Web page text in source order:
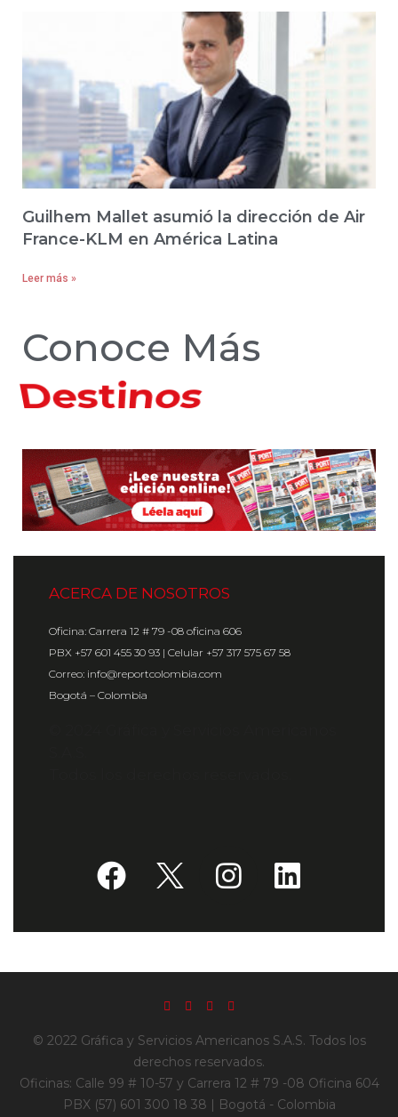
Guilhem Mallet asumió la dirección de Air
France-KLM en América Latina
Leer más »
Conoce Más
Hoteles
ACERCA DE NOSOTROS
Oficina: Carrera 12 # 79 -08 oficina 606
PBX +57 601 455 30 93 | Celular +57 317 575 67 58
Correo: info@reportcolombia.com
Bogotá – Colombia
© 2022 Gráfica y Servicios Americanos S.A.S. Todos los
derechos reservados.
Oficinas: Calle 99 # 10-57 y Carrera 12 # 79 -08 Oficina 604
PBX (57) 601 300 18 38 | Bogotá - Colombia